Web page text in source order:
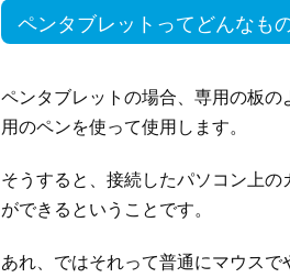
ペンタブレットってどんなも
ペンタブレットの場合、専用の板
用のペンを使って使用します。
そうすると、接続したパソコン上の
ができるということです。
あれ、ではそれって普通にマウス